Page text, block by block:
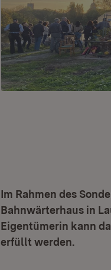
Im Rahmen des
Bahnwärterhaus in
Eigentümerin kann
erfüllt werden.